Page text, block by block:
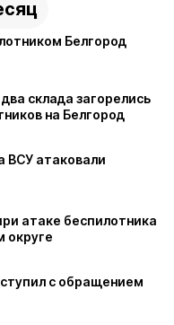
Белгород
склада загорелись
на Белгород
ВСУ атаковали
атаке беспилотника
округе
с обращением